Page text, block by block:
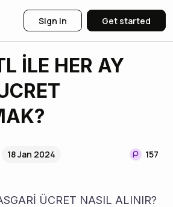
Sign in Get started
İLE HER AY
18 Jan 2024 157
ÜCRET NASIL ALINIR?